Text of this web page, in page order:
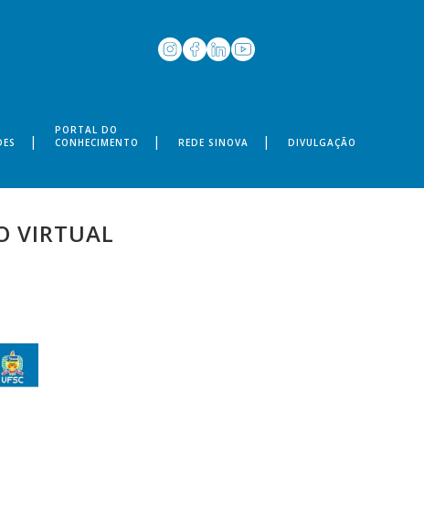
PORTAL DO
CONHECIMENTO
REDE SINOVA DIVULGAÇÃO
VIRTUAL